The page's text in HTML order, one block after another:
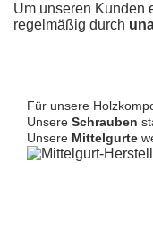
Um unseren Kunden
regelmäßig durch
Für unsere
Unsere Schrauben
Unsere Mittelgurte